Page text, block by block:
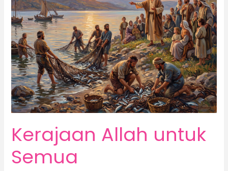
Kerajaan Allah untuk
Semua
Semua